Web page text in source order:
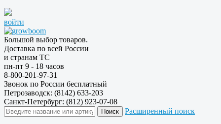
войти
Большой выбор товаров.
Доставка по всей России
и странам ТС
пн-пт 9 - 18 часов
8-800-201-97-31
Звонок по России бесплатный
Петрозаводск: (8142) 633-203
Санкт-Петербург: (812) 923-07-08
Расширенный поиск